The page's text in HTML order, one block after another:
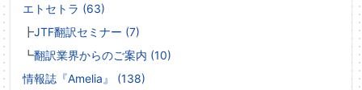
エトセトラ (63)
┣JTF翻訳セミナー (7)
┗翻訳業界からのご案内 (10)
情報誌『Amelia』 (138)